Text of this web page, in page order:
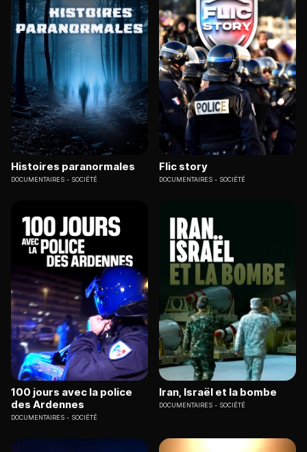
Histoires paranormales
DOCUMENTAIRES SOCIÉTÉ
Flic story
DOCUMENTAIRES SOCIÉTÉ
100 jours avec la police
des Ardennes
DOCUMENTAIRES SOCIÉTÉ
Iran, Israël et la bombe
DOCUMENTAIRES SOCIÉTÉ